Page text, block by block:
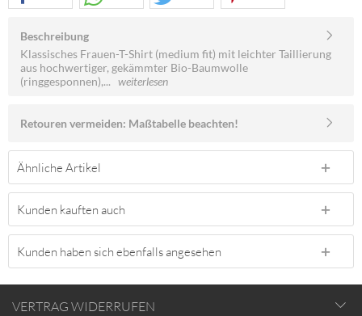
Beschreibung
Klassisches Frauen-T-Shirt (medium fit) mit leichter Taillierung
aus hochwertiger, gekämmter Bio-Baumwolle
(ringgesponnen),... weiterlesen
Retouren vermeiden: Maßtabelle beachten!
Ähnliche Artikel
Kunden kauften auch
Kunden haben sich ebenfalls angesehen
VERTRAG WIDERRUFEN